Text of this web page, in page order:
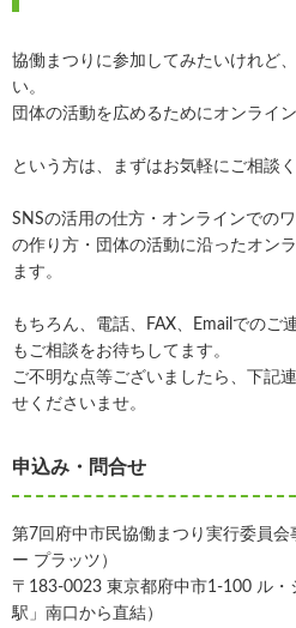
協働まつりに参加してみたいけれど
い。
団体の活動を広めるためにオンライ
という方は、まずはお気軽にご相談く
SNSの活用の仕方・オンラインでの
の作り方・団体の活動に沿ったオン
ます。
もちろん、電話、FAX、Emailでのご
もご相談をお待ちしてます。
ご不明な点等ございましたら、下記
せくださいませ。
申込み・問合せ
第7回府中市民協働まつり実行委員
ー プラッツ）
〒183-0023 東京都府中市1-100 ル・
駅」南口から直結）